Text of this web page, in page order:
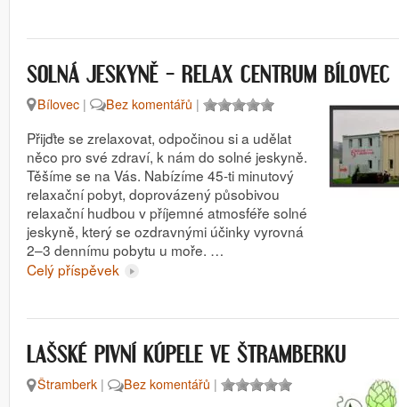
SOLNÁ JESKYNĚ – RELAX CENTRUM BÍLOVEC
Bílovec | Bez komentářů |
Přijďte se zrelaxovat, odpočinou si a udělat
něco pro své zdraví, k nám do solné jeskyně.
Těšíme se na Vás. Nabízíme 45-ti minutový
relaxační pobyt, doprovázený působivou
relaxační hudbou v příjemné atmosféře solné
jeskyně, který se ozdravnými účinky vyrovná
2–3 dennímu pobytu u moře. …
Celý příspěvek
LAŠSKÉ PIVNÍ KÚPELE VE ŠTRAMBERKU
Štramberk | Bez komentářů |